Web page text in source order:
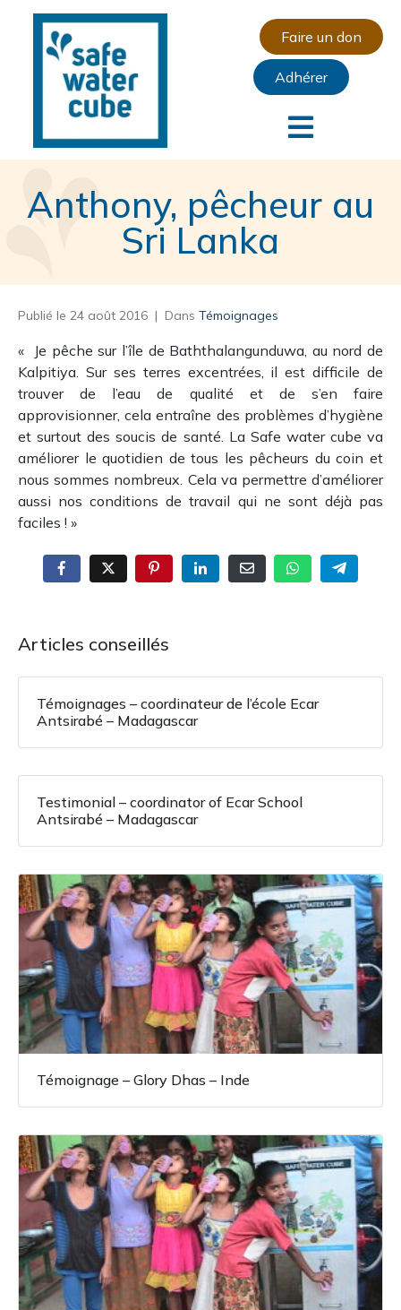
Faire un don
Adhérer
Anthony, pêcheur au
Sri Lanka
Publié le 24 août 2016 Dans Témoignages
« Je pêche sur l’île de Baththalangunduwa, au nord de
Kalpitiya. Sur ses terres excentrées, il est difficile de
trouver de l’eau de qualité et de s’en faire
approvisionner, cela entraîne des problèmes d’hygiène
et surtout des soucis de santé. La Safe water cube va
améliorer le quotidien de tous les pêcheurs du coin et
nous sommes nombreux. Cela va permettre d’améliorer
aussi nos conditions de travail qui ne sont déjà pas
faciles ! »
Articles conseillés
Témoignages – coordinateur de l’école Ecar
Antsirabé – Madagascar
Testimonial – coordinator of Ecar School
Antsirabé – Madagascar
Témoignage – Glory Dhas – Inde